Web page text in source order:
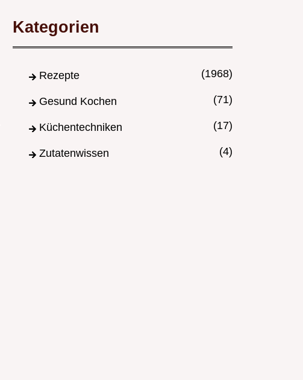
Kategorien
Rezepte (1968)
Gesund Kochen (71)
Küchentechniken (17)
Zutatenwissen (4)